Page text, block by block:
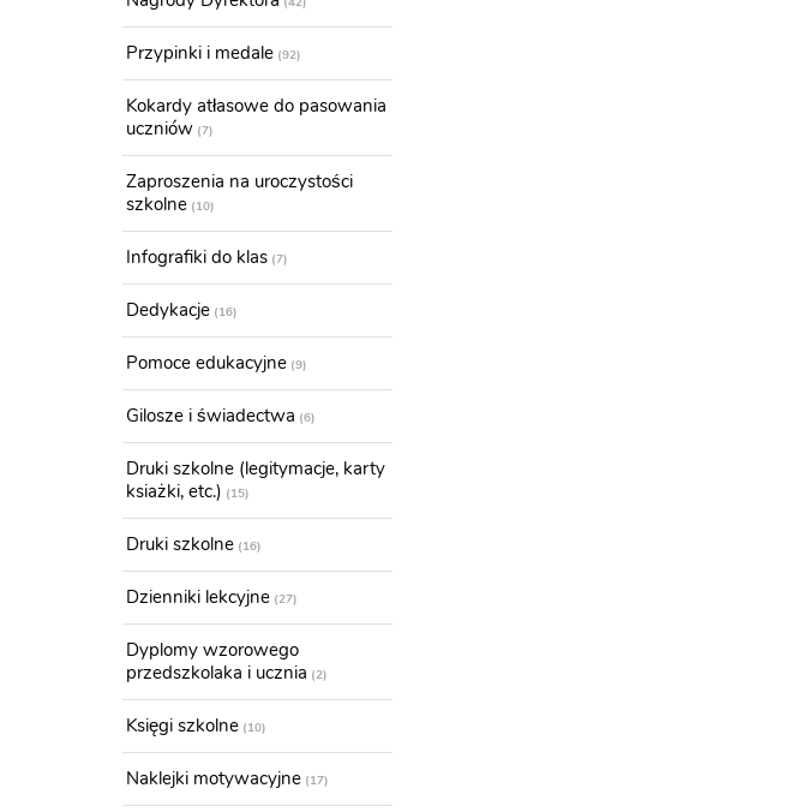
Przypinki i medale 92
Kokardy atłasowe do pasowania
uczniów 7
Zaproszenia na uroczystości
szkolne 10
Infografiki do klas 7
Dedykacje 16
Pomoce edukacyjne 9
Gilosze i świadectwa 6
Druki szkolne (legitymacje, karty
ksiażki, etc.)
15
Druki szkolne 16
Dzienniki lekcyjne 27
Dyplomy wzorowego
przedszkolaka i ucznia 2
Księgi szkolne 10
Naklejki motywacyjne 17